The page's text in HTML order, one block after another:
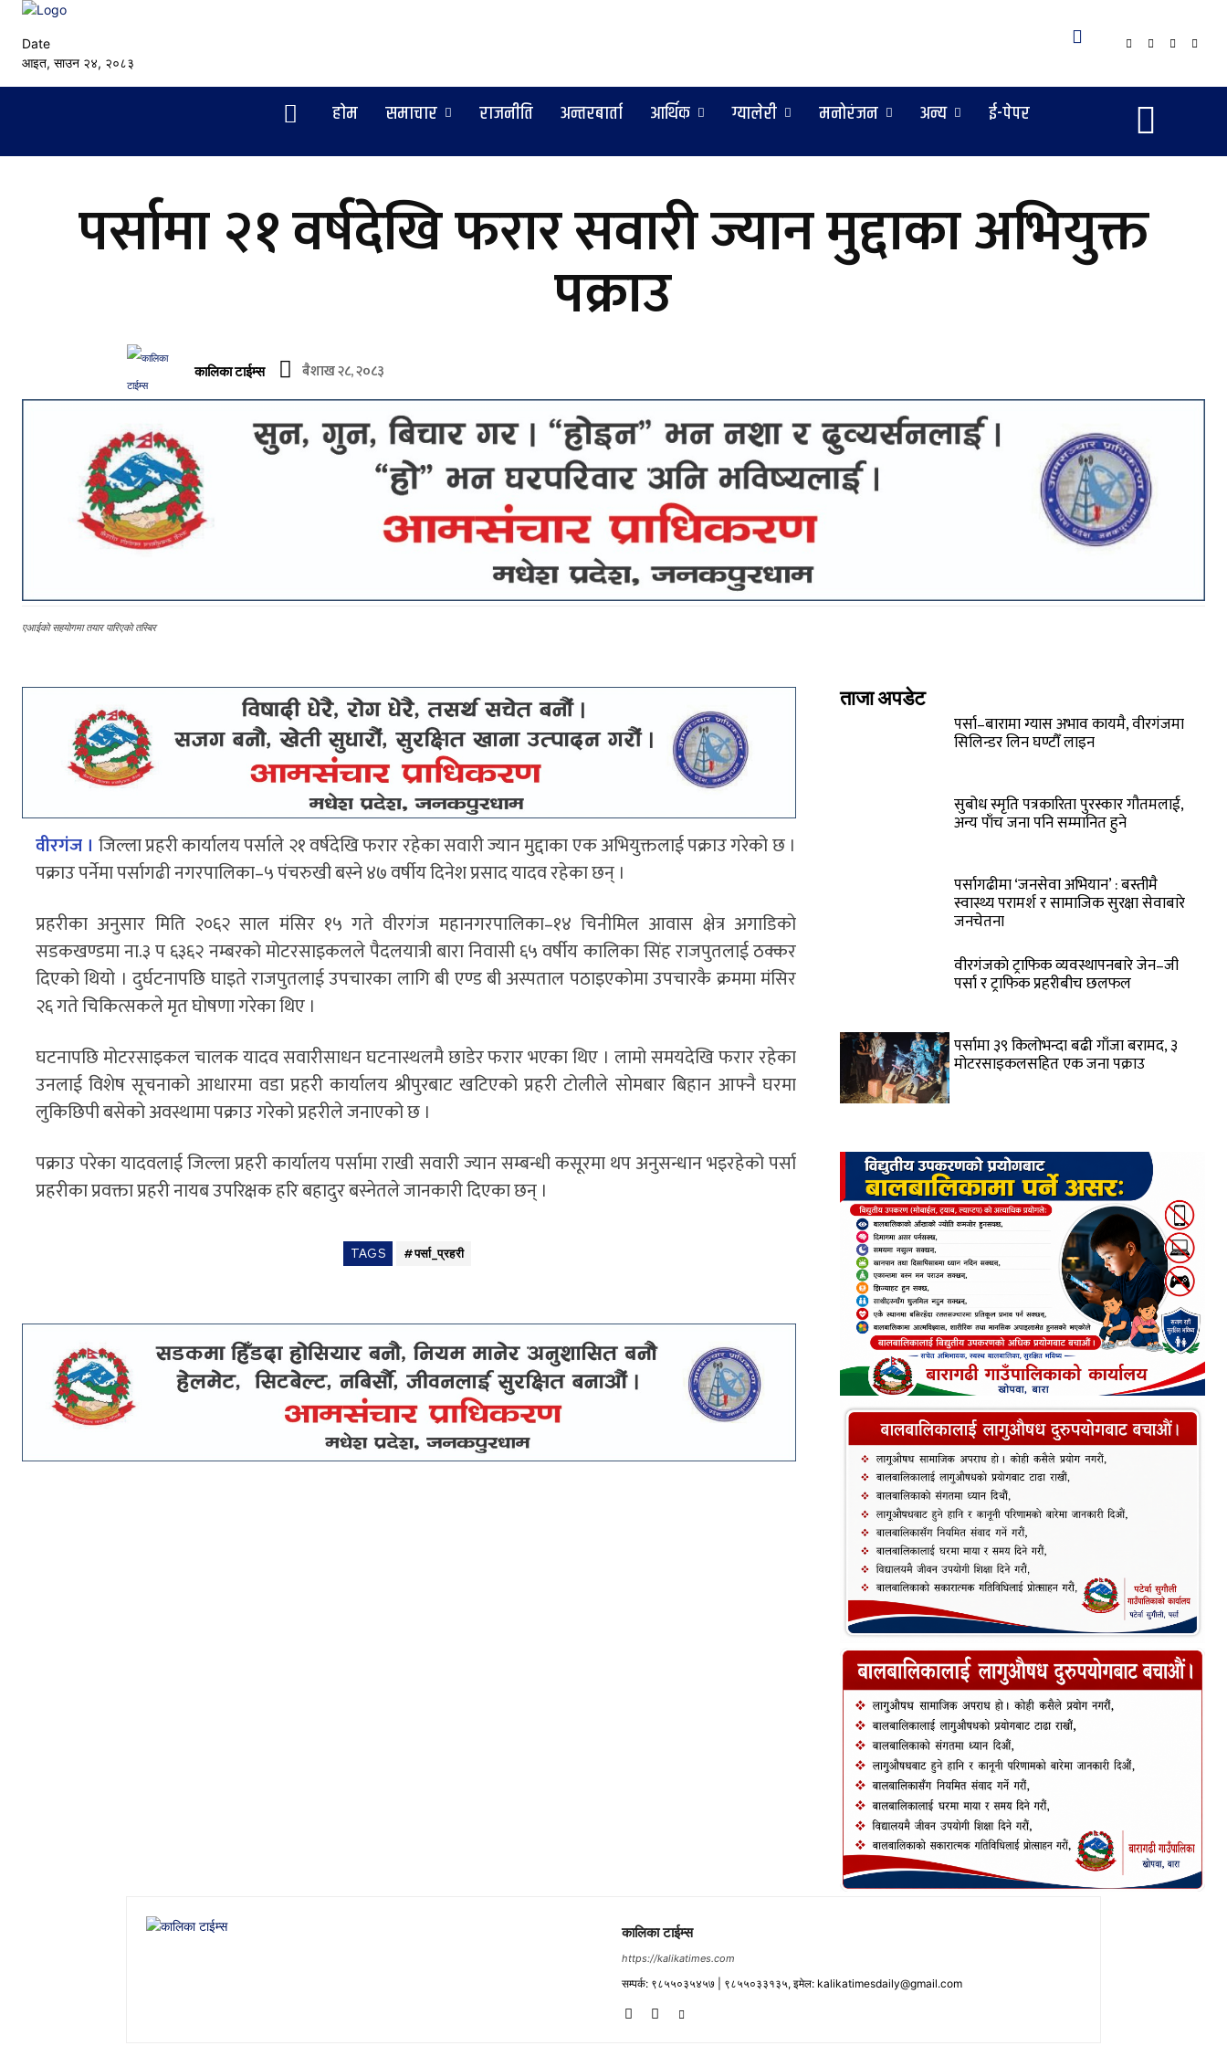
Date
आइत, साउन २४, २०८३
हाेम समाचार राजनीति अन्तरबार्ता आर्थिक ग्यालेरी मनोरंजन अन्य ई-पेपर
पर्सामा २१ वर्षदेखि फरार सवारी ज्यान मुद्दाका अभियुक्त
पक्राउ
कालिका टाईम्स बैशाख २८, २०८३
एआईकाे सहयाेगमा तयार पारिएकाे तस्बिर
वीरगंज । जिल्ला प्रहरी कार्यालय पर्साले २१ वर्षदेखि फरार रहेका सवारी ज्यान मुद्दाका एक अभियुक्तलाई पक्राउ गरेको छ ।
पक्राउ पर्नेमा पर्सागढी नगरपालिका–५ पंचरुखी बस्ने ४७ वर्षीयदिनेश प्रसाद यादवरहेका छन् ।
प्रहरीका अनुसार मिति २०६२ साल मंसिर १५ गते वीरगंज महानगरपालिका–१४ चिनीमिल आवास क्षेत्र अगाडिको
सडकखण्डमा ना.३ प ६३६२ नम्बरको मोटरसाइकलले पैदलयात्री बारा निवासी ६५ वर्षीय कालिका सिंह राजपुतलाई ठक्कर
दिएको थियो । दुर्घटनापछि घाइते राजपुतलाई उपचारका लागिबी एण्ड बी अस्पतालपठाइएकोमा उपचारकै क्रममा मंसिर
२६ गते चिकित्सकले मृत घोषणा गरेका थिए ।
घटनापछि मोटरसाइकल चालक यादव सवारीसाधन घटनास्थलमै छाडेर फरार भएका थिए । लामो समयदेखि फरार रहेका
उनलाई विशेष सूचनाको आधारमा वडा प्रहरी कार्यालय श्रीपुरबाट खटिएको प्रहरी टोलीले सोमबार बिहान आफ्नै घरमा
लुकिछिपी बसेको अवस्थामा पक्राउ गरेको प्रहरीले जनाएको छ ।
पक्राउ परेका यादवलाई जिल्ला प्रहरी कार्यालय पर्सामा राखी सवारी ज्यान सम्बन्धी कसूरमा थप अनुसन्धान भइरहेको पर्सा
प्रहरीका प्रवक्ता प्रहरी नायब उपरिक्षकहरि बहादुर बस्नेतले जानकारी दिएका छन् ।
TAGS #पर्सा_प्रहरी
ताजा अपडेट
पर्सा–बारामा ग्यास अभाव कायमै, वीरगंजमा
सिलिन्डर लिन घण्टौँ लाइन
सुबोध स्मृति पत्रकारिता पुरस्कार गौतमलाई,
अन्य पाँच जना पनि सम्मानित हुने
पर्सागढीमा ‘जनसेवा अभियान’ : बस्तीमै
स्वास्थ्य परामर्श र सामाजिक सुरक्षा सेवाबारे
जनचेतना
वीरगंजकाे ट्राफिक व्यवस्थापनबारे जेन–जी
पर्सा र ट्राफिक प्रहरीबीच छलफल
पर्सामा ३९ किलोभन्दा बढी गाँजा बरामद, ३
मोटरसाइकलसहित एक जना पक्राउ
कालिका टाईम्स
https://kalikatimes.com
सम्पर्क: ९८५५०३५४५७ | ९८५५०३३१३५, इमेल: kalikatimesdaily@gmail.com